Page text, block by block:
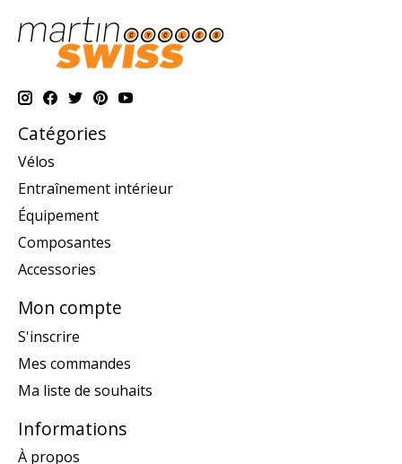
Catégories
Vélos
Entraînement intérieur
Équipement
Composantes
Accessories
Mon compte
S'inscrire
Mes commandes
Ma liste de souhaits
Informations
À propos